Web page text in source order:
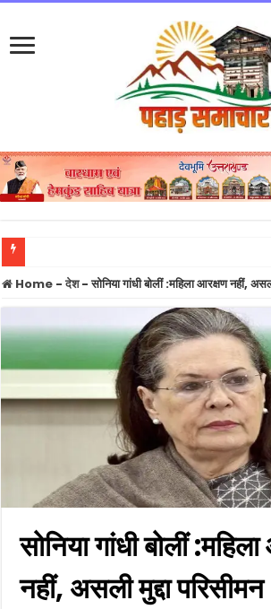
उत्तराखंड में अगले चार दिन भारी बारिश का अलर्ट, बागेश्वर-
Home - देश- सोनिया गांधी बोलीं :महिला आरक्षण नहीं,
सोनिया गांधी बोलीं
नहीं, असली मुद्दा परिसीमन